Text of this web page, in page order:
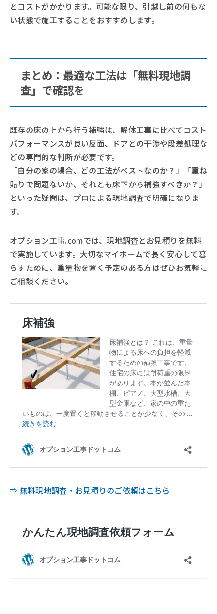
とコストがかかります。可能な限り、引越し前の何もな
い状態で施工することをおすすめします。
まとめ：最適な工法は「無料現地調
査」で確認を
既存の床の上から行う補強は、解体工事に比べてコスト
パフォーマンスが良い反面、ドアとの干渉や段差処理な
どの専門的な判断が必要です。
「自分の家の場合、どの工法がベストなのか？」「重ね
貼りで問題ないか、それとも床下から補強すべきか？」
といった疑問は、プロによる現地調査で明確になりま
す。
オプション工事.comでは、現地調査とお見積りを無料
で実施しています。大切なマイホームで長く安心して暮
らすために、重量物を置く予定のある方はぜひお気軽に
ご相談ください。
⇒ 無料現地調査・お見積りのご依頼はこちら